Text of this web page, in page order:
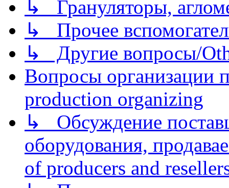
↳ Грануляторы,
↳ Прочее
↳ Другие вопросы/
Вопросы организации
production organizing
↳ Обсуждение
оборудования,
of producers and